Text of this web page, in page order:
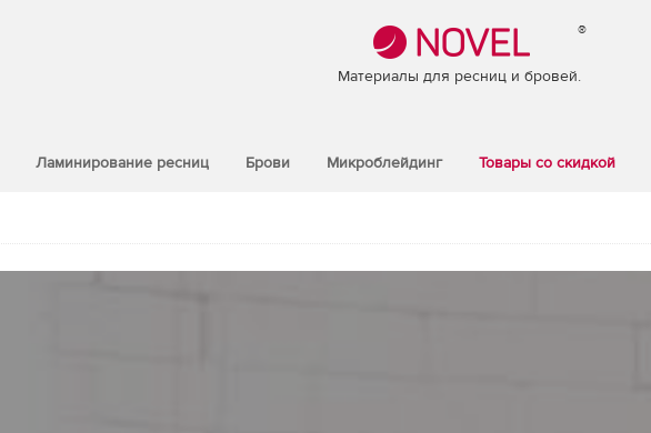
®
Материалы для ресниц и бровей.
Ламинирование ресниц Брови Микроблейдинг Товары со скидкой